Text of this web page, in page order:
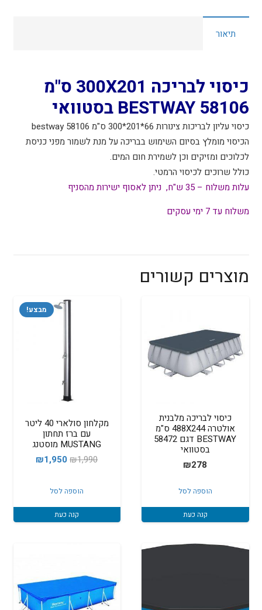
300X201
בסטוואי
תיאור
כיסוי לבריכה 300X201 ס"מ
BESTWAY 58106 בסטוואי
כיסוי עליון לבריכות צינורות 66*201*300 ס"מ 58106 bestway
הכיסוי מומלץ בסיום השימוש בבריכה על מנת לשמור מפני כניסת
לכלוכים ומזיקים וכן לשמירת חום המים.
כולל שרוכים לכיסוי הרמטי.
עלות משלוח – 35 ש"ח, ניתן לאסוף ישירות מהסניף
משלוח עד 7 ימי עסקים
מוצרים קשורים
כיסוי לבריכה מלבנית
אולטרה 488X244 ס"מ
BESTWAY דגם 58472
בסטוואי
₪278
הוספה לסל
קנה כעת
מבצע!
מקלחון סולארי 40 ליטר
עם ברז תחתון
MUSTANG מוסטנג
₪1,990
המחיר
היה:
₪1,990.
₪1,950
המחיר
₪1,950.
הוספה לסל
קנה כעת